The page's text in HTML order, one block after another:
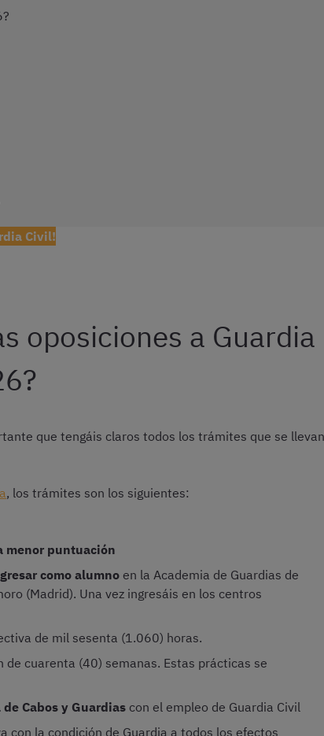
Civil!
oposiciones a Guardia
que tengáis claros todos los trámites que se
, los trámites son los siguientes:
menor puntuación
como alumno en la Academia de Guardias de
(Madrid). Una vez ingresáis en los centros
de mil sesenta (1.060) horas.
de cuarenta (40) semanas. Estas prácticas se
Cabos y Guardias con el empleo de Guardia Civil
con la condición de Guardia a todos los efectos